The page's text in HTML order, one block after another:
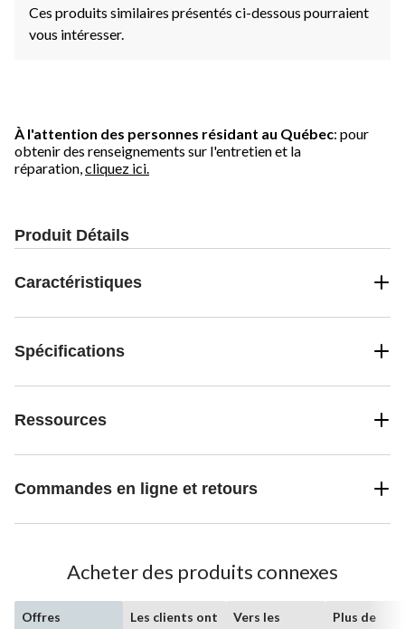
Ces produits similaires présentés ci-dessous pourraient
vous intéresser.
À l'attention des personnes résidant au Québec: pour
obtenir des renseignements sur l'entretien et la
réparation, cliquez ici.
Produit Détails
Caractéristiques
Spécifications
Ressources
Commandes en ligne et retours
Acheter des produits connexes
Offres
Les clients ont
Vers les
Plus de